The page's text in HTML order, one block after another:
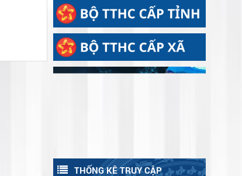
CÔNG NHÂN DỊP KỶ NIỆM 79 NĂM
NGÀY THƯƠNG BINH - LIỆT SĨ
UỐNG NƯỚC NHỚ NGUỒN – ĐỜI ĐỜI
GHI NHỚ CÔNG ƠN CÁC ANH HÙNG
LIỆT SĨ
ĐẢNG ỦY CƠ SỞ CÁC CƠ QUAN
ĐẢNG XÃ ĐẠ TẺH TỔ CHỨC THĂM
HỎI, TẶNG QUÀ GIA ĐÌNH CHÍNH
SÁCH NHÂN KỶ NIỆM 79 NĂM NGÀY
THỐNG KÊ TRUY CẬP